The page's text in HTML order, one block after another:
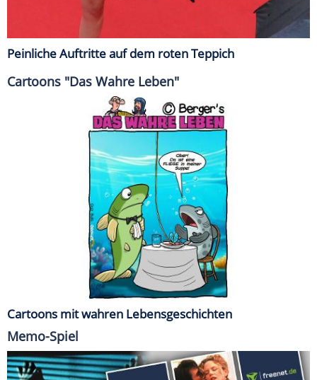
Peinliche Auftritte auf dem roten Teppich
Cartoons "Das Wahre Leben"
Cartoons mit wahren Lebensgeschichten
Memo-Spiel